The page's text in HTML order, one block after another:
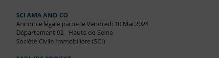
SCI AMA AND CO
Annonce légale parue le Vendredi 10 Mai 2024
Département 92 - Hauts-de-Seine
Société Civile Immobilière (SCI)